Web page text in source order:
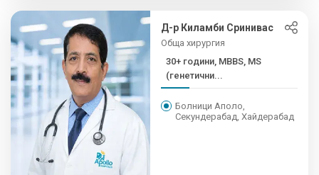
Д-р Киламби Сринивас
Обща хирургия
30+ години, MBBS, MS
(генетични...
Болници Аполо,
Секундерабад, Хайдерабад